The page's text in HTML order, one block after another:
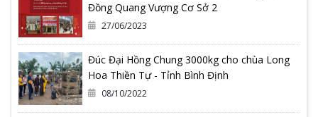
Đồng Quang Vượng Cơ Sở 2
27/06/2023
Đúc Đại Hồng Chung 3000kg cho chùa Long
Hoa Thiền Tự - Tỉnh Bình Định
08/10/2022